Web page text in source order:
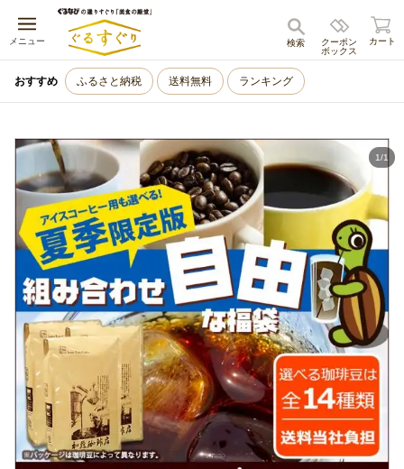
メニュー
キャンセル
クーポン
ボックス
検索 カート
おすすめ ふるさと納税 送料無料 ランキング
1/1